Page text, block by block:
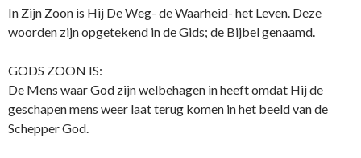
In Zijn Zoon is Hij De Weg- de Waarheid- het Leven. Deze
woorden zijn opgetekend in de Gids; de Bijbel genaamd.
GODS ZOON IS:
De Mens waar God zijn welbehagen in heeft omdat Hij de
geschapen mens weer laat terug komen in het beeld van de
Schepper God.